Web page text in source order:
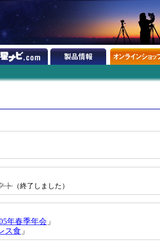
ト （終了しました）
年春季年会 」
ス食 」